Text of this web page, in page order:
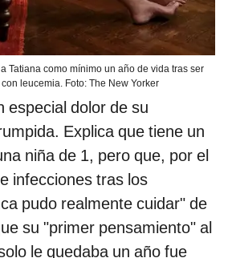
Tatiana como mínimo un año de vida tras ser
leucemia. Foto: The New Yorker
especial dolor de su
Explica que tiene un
niña de 1, pero que, por el
infecciones tras los
pudo realmente cuidar" de
su "primer pensamiento" al
le quedaba un año fue